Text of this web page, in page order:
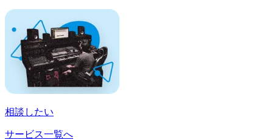
相談したい
サービス一覧へ